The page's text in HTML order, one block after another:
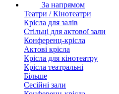
За напрямом
Театри / Кінотеатри
Крісла для залів
Стільці для актової зали
Конференц-крісла
Актові крісла
Крісла для кінотеатру
Крісла театральні
Більше
Сесійні зали